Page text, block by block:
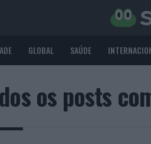
GLOBAL SAÚDE
os posts